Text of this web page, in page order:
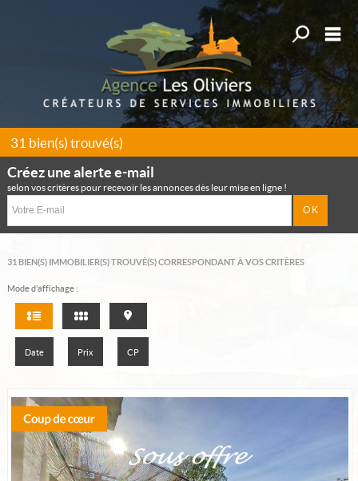
Affiner la
Gestion
Déposer une recherche
Mon compte
Nos offres
Nous contacter
Recrutement
31 bien(s) trouvé(s)
Créez une alerte e-mail
selon vos critères pour recevoir les annonces dès leur mise en ligne !
31 BIEN(S) IMMOBILIER(S) TROUVÉ(S) CORRESPONDANT À VOS CRITÈRES
Mode d’affichage :
Date Prix CP